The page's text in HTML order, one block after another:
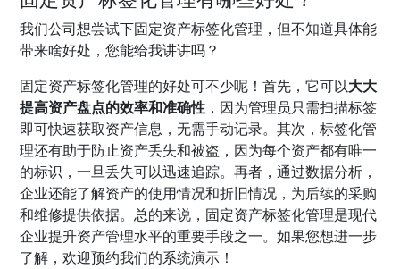
我们公司想尝试下固定资产标签化管理，但不知道具体能
带来啥好处，您能给我讲讲吗？
固定资产标签化管理的好处可不少呢！首先，它可以大大
提高资产盘点的效率和准确性 ，因为管理员只需扫描标签
即可快速获取资产信息，无需手动记录。其次，标签化管
理还有助于防止资产丢失和被盗，因为每个资产都有唯一
的标识，一旦丢失可以迅速追踪。再者，通过数据分析，
企业还能了解资产的使用情况和折旧情况，为后续的采购
和维修提供依据。总的来说，固定资产标签化管理是现代
企业提升资产管理水平的重要手段之一。如果您想进一步
了解，欢迎预约我们的系统演示！